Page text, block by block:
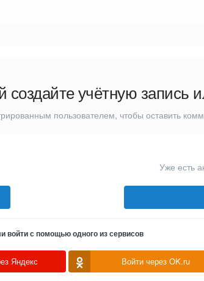
учётную запись
пользователем, чтобы оставить
Уже есть
войти с помощью одного из сервисов
Яндекс Войти через OK.ru